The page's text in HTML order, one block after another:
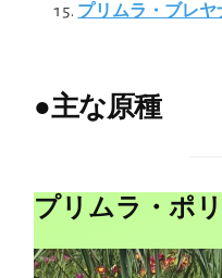
プリムラ・ブレヤ
●主な原種
プリムラ・ポ